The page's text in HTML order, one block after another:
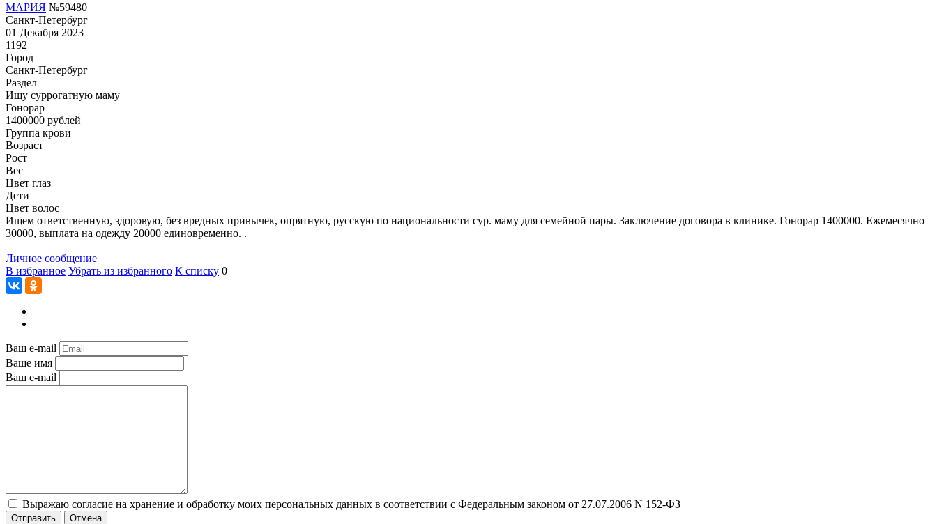
МАРИЯ №59480
Санкт-Петербург
01 Декабря 2023
1192
Город
Санкт-Петербург
Раздел
Ищу суррогатную маму
Гонoрар
1400000 рублей
Группа крови
Возраст
Рост
Вес
Цвет глаз
Дети
Цвет волос
Ищем ответственную, здоровую, без вредных привычек, опрятную, русскую по национальности сур. маму для семейной пары. Заключение договора в клинике. Гонорар 1400000. Ежемесячно
30000, выплата на одежду 20000 единовременно. .
Личное сообщение
В избранное Убрать из избранного К списку 0
Ваш e-mail
Ваше имя
Ваш e-mail
Выражаю согласие на хранение и обработку моих персональных данных в соответствии с Федеральным законом от 27.07.2006 N 152-ФЗ
Отправить Отмена